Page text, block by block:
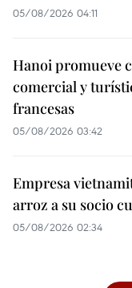
05/08/2026 04:11
Hanoi promueve
comercial y
francesas
05/08/2026 03:42
Empresa
arroz a su socio
05/08/2026 02:34